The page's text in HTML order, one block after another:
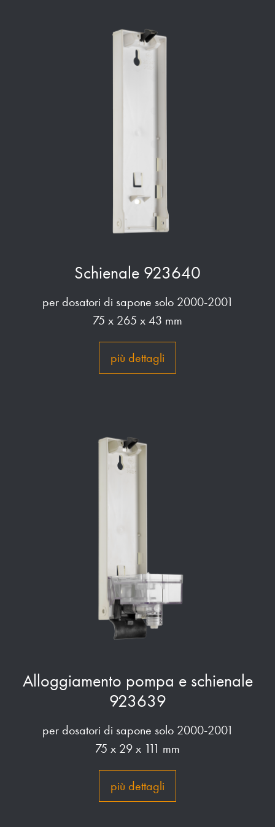
Schienale 923640
per dosatori di sapone solo 2000-2001
75 x 265 x 43 mm
più dettagli
Alloggiamento pompa e schienale
923639
per dosatori di sapone solo 2000-2001
75 x 29 x 111 mm
più dettagli